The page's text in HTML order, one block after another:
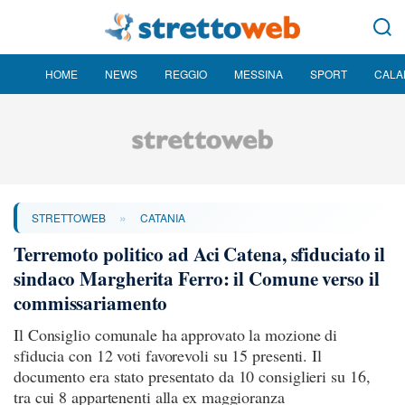
HOME NEWS REGGIO MESSINA SPORT
STRETTOWEB » CATANIA
Terremoto politico ad Aci Catena, sfiduciato il
sindaco Margherita Ferro: il Comune verso il
commissariamento
Il Consiglio comunale ha approvato la mozione di
sfiducia con 12 voti favorevoli su 15 presenti. Il
documento era stato presentato da 10 consiglieri su 16,
tra cui 8 appartenenti alla ex maggioranza